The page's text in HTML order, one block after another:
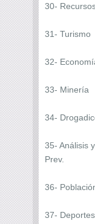
30-
31- Turismo
32-
33- Minería
34-
35- Análisis
Prev.
36-
37- Deportes